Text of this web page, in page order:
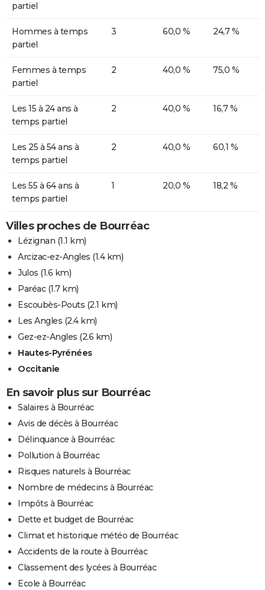
partiel
Hommes à temps
partiel
3 60,0 % 24,7 %
Femmes à temps
partiel
2 40,0 % 75,0 %
Les 15 à 24 ans à
temps partiel
2 40,0 % 16,7 %
Les 25 à 54 ans à
temps partiel
2 40,0 % 60,1 %
Les 55 à 64 ans à
temps partiel
1 20,0 % 18,2 %
Villes proches de Bourréac
Lézignan (1.1 km)
Arcizac-ez-Angles (1.4 km)
Julos (1.6 km)
Paréac(1.7 km)
Escoubès-Pouts (2.1 km)
Les Angles (2.4 km)
Gez-ez-Angles (2.6 km)
Hautes-Pyrénées
Occitanie
En savoir plus sur Bourréac
Salaires à Bourréac
Avis de décès à Bourréac
Délinquance à Bourréac
Pollution à Bourréac
Risques naturels à Bourréac
Nombre de médecins à Bourréac
Impôts à Bourréac
Dette et budget de Bourréac
Climat et historique météo de Bourréac
Accidents de la route à Bourréac
Classement des lycées à Bourréac
Ecole à Bourréac